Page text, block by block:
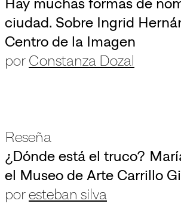
ciudad. Sobre Ingrid
Centro de la Imagen
por Constanza Dozal
Reseña
¿Dónde está el truco?
el Museo de Arte Carrillo
poresteban silva